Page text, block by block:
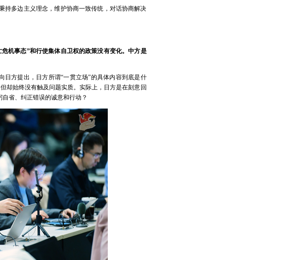
持多边主义理念，维护协商一致传统，对话协商解决
机事态”和行使集体自卫权的政策没有变化。中方是
日方提出，日方所谓“一贯立场”的具体内容到底是什
却始终没有触及问题实质。实际上，日方是在刻意回
省、纠正错误的诚意和行动？